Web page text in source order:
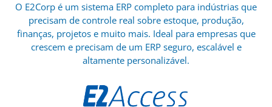
O E2Corp é um sistema ERP completo para indústrias que
precisam de controle real sobre estoque, produção,
finanças, projetos e muito mais. Ideal para empresas que
crescem e precisam de um ERP seguro, escalável e
altamente personalizável.